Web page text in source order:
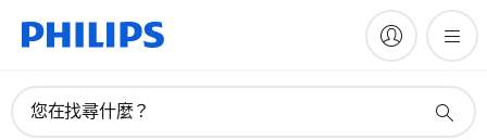
您在找尋什麼？